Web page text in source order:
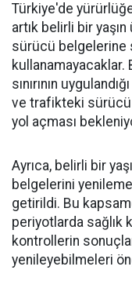
Türkiye'de
artık belirli bir
sürücü belgelerine
kullanamayacaklar.
sınırının
ve trafikteki
yol açması
Ayrıca, belirli bir
belgelerini
getirildi. Bu
periyotlarda sağlık
kontrollerin
yenileyebilmeleri